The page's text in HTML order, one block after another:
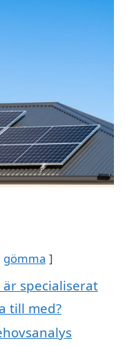
gömma
specialiserat
till med?